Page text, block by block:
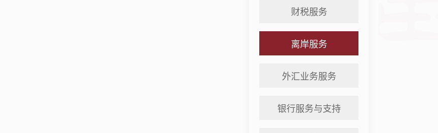
财税服务
离岸服务
外汇业务服务
银行服务与支持